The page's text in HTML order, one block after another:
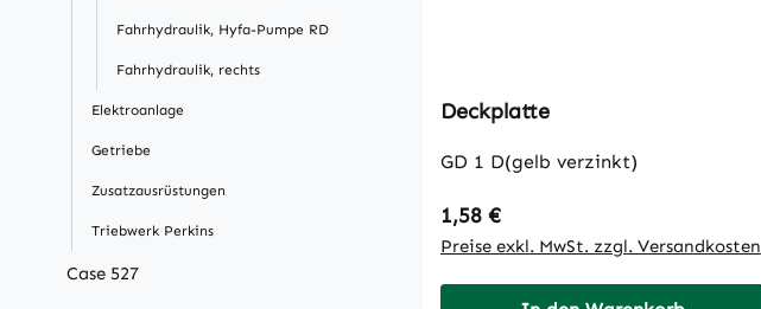
Fahrhydraulik, Hyfa-Pumpe RD
Fahrhydraulik, rechts
Elektroanlage
Getriebe
Zusatzausrüstungen
Triebwerk Perkins
Case 527
Deckplatte
GD 1 D(gelb verzinkt)
Regulärer Preis:
1,58 €
Preise exkl. MwSt. zzgl. Versandkosten